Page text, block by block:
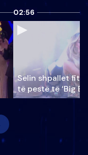
02:56
Selin shpallet
të pestë të ‘Big